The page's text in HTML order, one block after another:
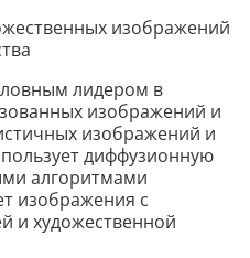
изображений
лидером в
изображений и
изображений и
диффузионную
алгоритмами
изображения с
и художественной